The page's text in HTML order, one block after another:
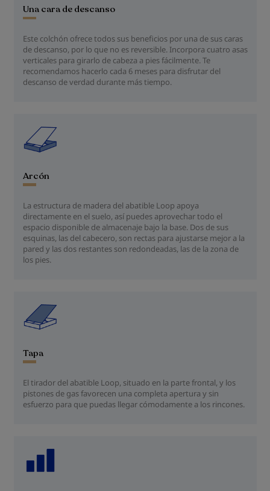
Una cara de descanso
Este colchón ofrece todos sus beneficios por una de sus caras
de descanso, por lo que no es reversible. Incorpora cuatro asas
verticales para girarlo de cabeza a pies fácilmente. Te
recomendamos hacerlo cada 6 meses para disfrutar del
descanso de verdad durante más tiempo.
Arcón
La estructura de madera del abatible Loop apoya
directamente en el suelo, así puedes aprovechar todo el
espacio disponible de almacenaje bajo la base. Dos de sus
esquinas, las del cabecero, son rectas para ajustarse mejor a la
pared y las dos restantes son redondeadas, las de la zona de
los pies.
Tapa
El tirador del abatible Loop, situado en la parte frontal, y los
pistones de gas favorecen una completa apertura y sin
esfuerzo para que puedas llegar cómodamente a los rincones.